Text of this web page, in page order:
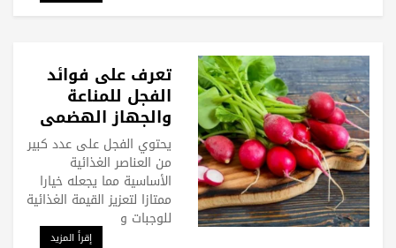
تعرف على فوائد
الفجل للمناعة
والجهاز الهضمي
يحتوي الفجل على عدد كبير
من العناصر الغذائية
الأساسية مما يجعله خيارا
ممتازا لتعزيز القيمة الغذائية
للوجبات و
إقرأ المزيد